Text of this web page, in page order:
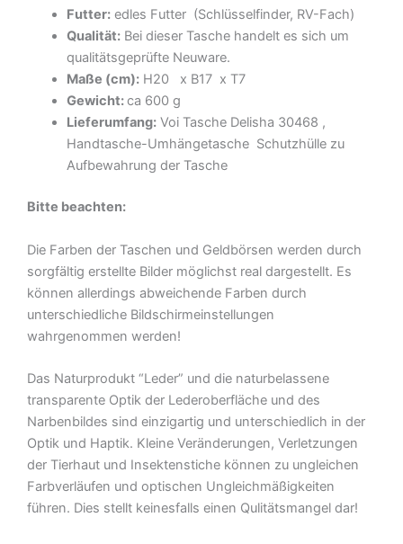
Futter:edles Futter (Schlüsselfinder, RV-Fach)
Qualität:Bei dieser Tasche handelt es sich um
qualitätsgeprüfte Neuware.
Maße (cm):H20 x B17 x T7
Gewicht:ca 600 g
Lieferumfang:Voi Tasche Delisha 30468 ,
Handtasche-Umhängetasche Schutzhülle zu
Aufbewahrung der Tasche
Bitte beachten:
Die Farben der Taschen und Geldbörsen werden durch
sorgfältig erstellte Bilder möglichst real dargestellt. Es
können allerdings abweichende Farben durch
unterschiedliche Bildschirmeinstellungen
wahrgenommen werden!
Das Naturprodukt “Leder” und die naturbelassene
transparente Optik der Lederoberfläche und des
Narbenbildes sind einzigartig und unterschiedlich in der
Optik und Haptik. Kleine Veränderungen, Verletzungen
der Tierhaut und Insektenstiche können zu ungleichen
Farbverläufen und optischen Ungleichmäßigkeiten
führen. Dies stellt keinesfalls einen Qulitätsmangel dar!